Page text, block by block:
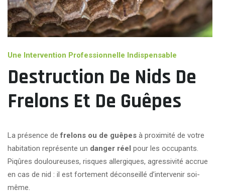
Une Intervention Professionnelle Indispensable
Destruction De Nids De
Frelons Et De Guêpes
La présence defrelons ou de guêpes à proximité de votre
habitation représente un danger réel pour les occupants.
Piqûres douloureuses, risques allergiques, agressivité accrue
en cas de nid : il est fortement déconseillé d’intervenir soi-
même.